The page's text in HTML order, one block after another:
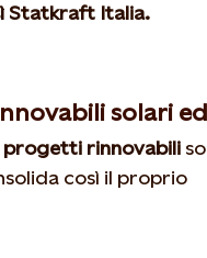
Statkraft Italia.
solari
progetti rinnovabili
così il proprio